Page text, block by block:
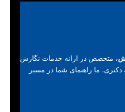
، متخصص در ارائه خدمات نگارش
دکتری. ما راهنمای شما در مسیر